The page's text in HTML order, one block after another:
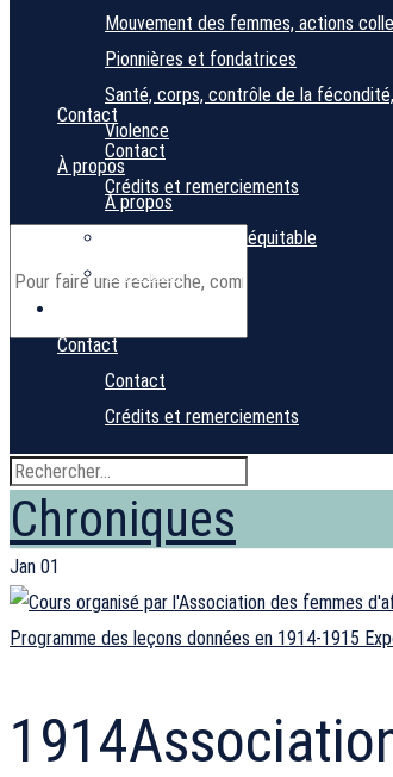
Contact
Contact
Crédits et remerciements
Mouvement des femmes, actions
Pionnières et fondatrices
Santé, corps, contrôle de la
Violence
À propos
À propos
Clause d’utilisation équitable
Contribuer
Contact
Contact
Crédits et remerciements
Chroniques
Jan 01
Programme des leçons données en 1914-1915
1914